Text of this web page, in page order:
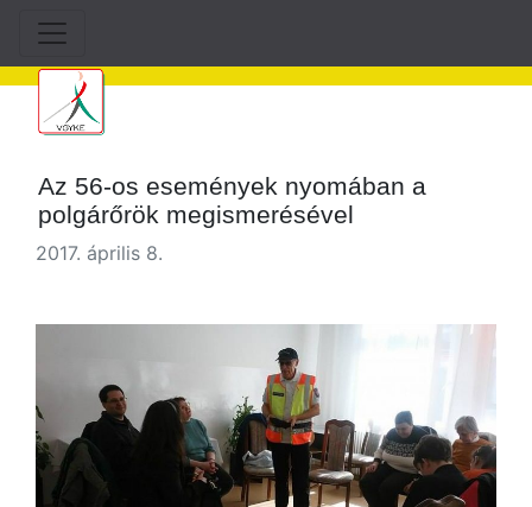
Az 56-os események nyomában a
polgárőrök megismerésével
2017. április 8.